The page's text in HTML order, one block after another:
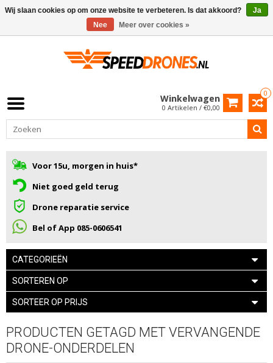
0
Winkelwagen
0 Artikelen / €0,00
Voor 15u, morgen in huis*
Niet goed geld terug
Drone reparatie service
Bel of App 085-0606541
CATEGORIEËN
SORTEREN OP
SORTEER OP PRIJS
PRODUCTEN GETAGD MET VERVANGENDE
DRONE-ONDERDELEN
Wij slaan cookies op om onze website te verbeteren. Is dat akkoord?
Ja
Nee
Meer over cookies »